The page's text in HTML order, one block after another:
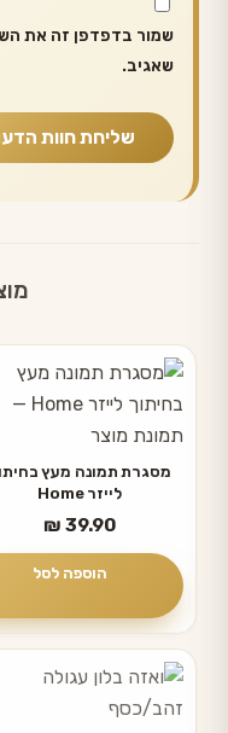
שמור בדפדפן זה את
שאגיב.
מסגרת תמונה מעץ
לייזר Home
₪ 39.90
הוספה לסל
למוצר
זה